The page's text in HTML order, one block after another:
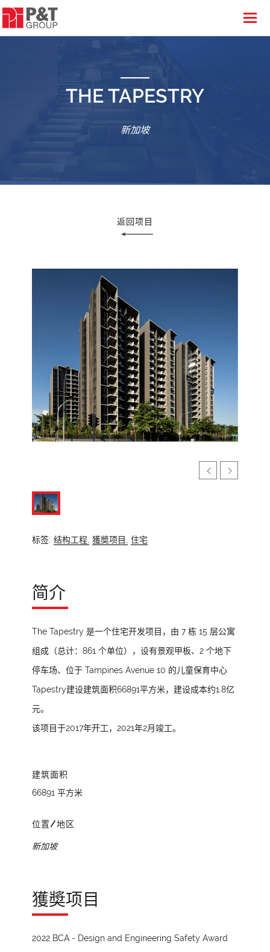
THE TAPESTRY
新加坡
返回项目
标签: 结构工程, 獲奬项目, 住宅
简介
The Tapestry 是一个住宅开发项目，由 7 栋 15 层公寓
组成（总计：861 个单位），设有景观甲板、2 个地下
停车场、位于 Tampines Avenue 10 的儿童保育中心
Tapestry建设建筑面积66891平方米，建设成本约1.8亿
元。
该项目于2017年开工，2021年2月竣工。
建筑面积
66891 平方米
位置/地区
新加坡
獲奬项目
2022 BCA - Design and Engineering Safety Award